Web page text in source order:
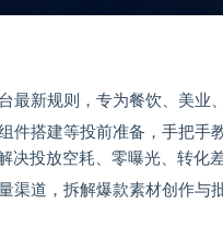
最新规则，专为餐饮、美业
件搭建等投前准备，手把
决投放空耗、零曝光、转化
渠道，拆解爆款素材创作与